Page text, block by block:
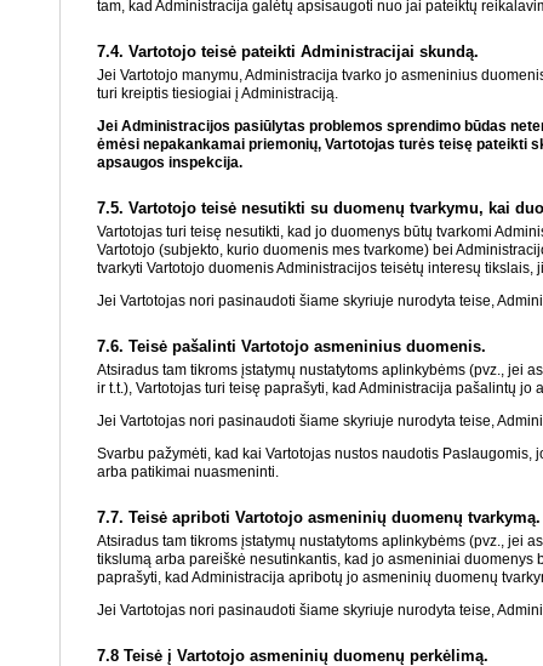
tam, kad Administracija galėtų apsisaugoti nuo jai pateiktų
7.4. Vartotojo teisė pateikti Administracijai skundą.
Jei Vartotojo manymu, Administracija tvarko jo asmeninius
turi kreiptis tiesiogiai į Administraciją.
Jei Administracijos pasiūlytas problemos sprendimo būdas
ėmėsi nepakankamai priemonių, Vartotojas turės teisę pateikti
apsaugos inspekcija.
7.5. Vartotojo teisė nesutikti su duomenų tvarkymu, kai
Vartotojas turi teisę nesutikti, kad jo duomenys būtų tvarkomi
Vartotojo (subjekto, kurio duomenis mes tvarkome) bei
tvarkyti Vartotojo duomenis Administracijos teisėtų interesų
Jei Vartotojas nori pasinaudoti šiame skyriuje nurodyta teise,
7.6. Teisė pašalinti Vartotojo asmeninius duomenis.
Atsiradus tam tikroms įstatymų nustatytoms aplinkybėms (pvz., jei
ir t.t.), Vartotojas turi teisę paprašyti, kad Administracija pašalintų jo
Jei Vartotojas nori pasinaudoti šiame skyriuje nurodyta teise,
Svarbu pažymėti, kad kai Vartotojas nustos naudotis
arba patikimai nuasmeninti.
7.7. Teisė apriboti Vartotojo asmeninių duomenų tvarkymą.
Atsiradus tam tikroms įstatymų nustatytoms aplinkybėms (pvz., jei
tikslumą arba pareiškė nesutinkantis, kad jo asmeniniai duomenys
paprašyti, kad Administracija apribotų jo asmeninių duomenų
Jei Vartotojas nori pasinaudoti šiame skyriuje nurodyta teise,
7.8 Teisė į Vartotojo asmeninių duomenų perkėlimą.